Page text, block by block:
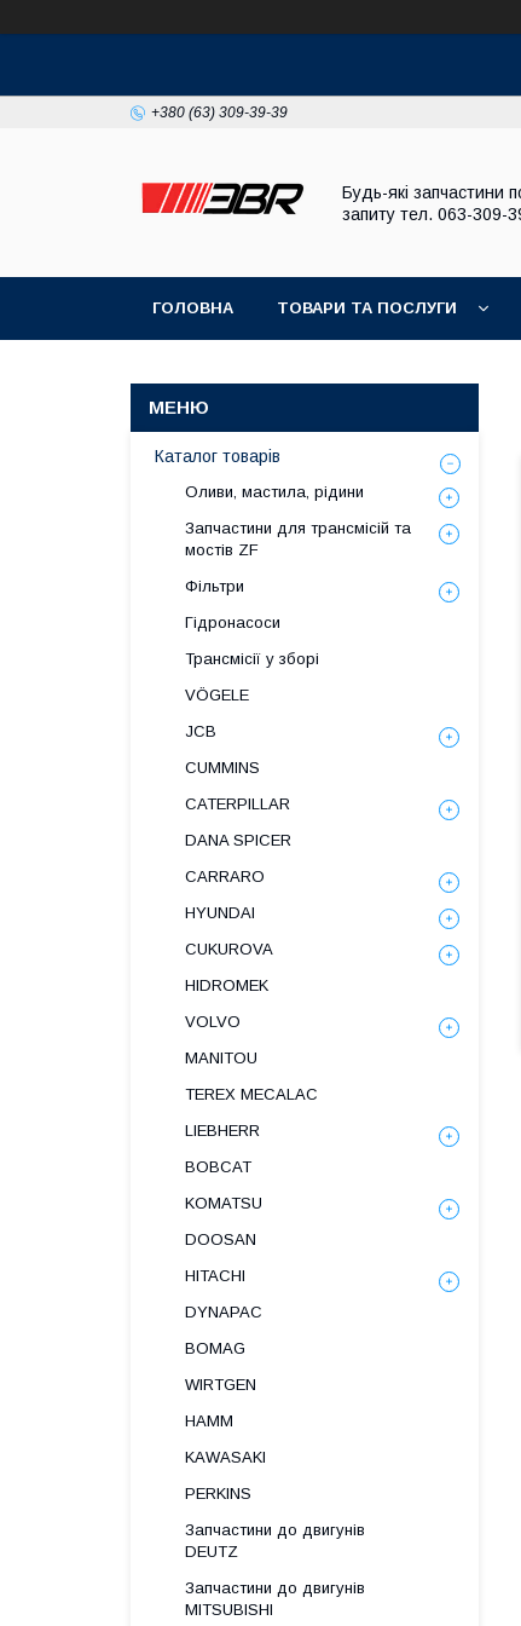
+380 (63) 309-39-39
Будь-які запчастини
запиту тел. 063-309-
ГОЛОВНА ТОВАРИ ТА ПОСЛУГИ
Каталог товарів
Оливи, мастила, рідини
Запчастини для трансмісій та
мостів ZF
Фільтри
Гідронасоси
Трансмісії у зборі
VÖGELE
JCB
CUMMINS
CATERPILLAR
DANA SPICER
СARRARO
HYUNDAI
CUKUROVA
HIDROMEK
VOLVO
MANITOU
TEREX MECALAC
LIEBHERR
BOBCAT
KOMATSU
DOOSAN
HITACHI
DYNAPAC
BOMAG
WIRTGEN
HAMM
KAWASAKI
PERKINS
Запчастини до двигунів
DEUTZ
Запчастини до двигунів
MITSUBISHI